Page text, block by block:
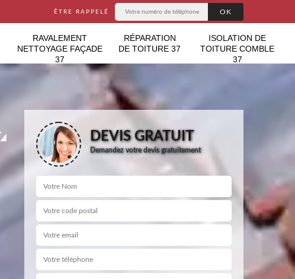
ÊTRE RAPPELÉ
RAVALEMENT
NETTOYAGE FAÇADE
37
RÉPARATION
DE TOITURE 37
ISOLATION DE
TOITURE COMBLE
37
DEVIS GRATUIT
Demandez votre devis gratuitement